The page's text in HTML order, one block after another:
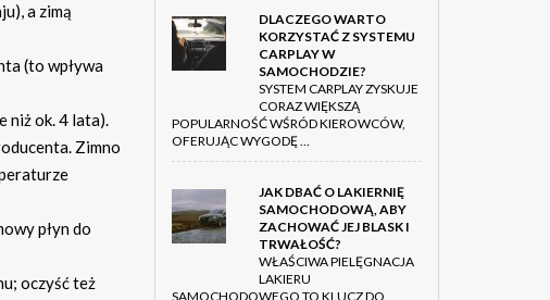
a zimą
(to wpływa
niż ok. 4 lata).
Zimno
płyn do
oczyść też
DLACZEGO WARTO
KORZYSTAĆ Z SYSTEMU
CARPLAY W
SAMOCHODZIE?
SYSTEM CARPLAY ZYSKUJE
CORAZ WIĘKSZĄ
POPULARNOŚĆ WŚRÓD KIEROWCÓW,
OFERUJĄC WYGODĘ …
JAK DBAĆ O LAKIERNIĘ
SAMOCHODOWĄ, ABY
ZACHOWAĆ JEJ BLASK I
TRWAŁOŚĆ?
WŁAŚCIWA PIELĘGNACJA
LAKIERU
SAMOCHODOWEGO TO KLUCZ DO